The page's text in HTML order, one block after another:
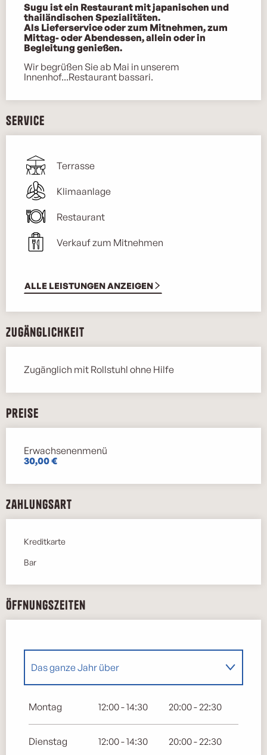
Sugu ist ein Restaurant mit japanischen und
thailändischen Spezialitäten.
Als Lieferservice oder zum Mitnehmen, zum
Mittag- oder Abendessen, allein oder in
Begleitung genießen.
Wir begrüßen Sie ab Mai in unserem
Innenhof...Restaurant bassari.
Service
Terrasse
Klimaanlage
Restaurant
Verkauf zum Mitnehmen
ALLE LEISTUNGEN ANZEIGEN
Zugänglichkeit
Zugänglich mit Rollstuhl ohne Hilfe
Preise
Preise 2026
Erwachsenenmenü
30,00 €
Zahlungsart
Kreditkarte
Bar
Öffnungszeiten
Das ganze Jahr über
Das ganze Jahr über 2027
Montag 12:00 - 14:30 20:00 - 22:30
Dienstag 12:00 - 14:30 20:00 - 22:30